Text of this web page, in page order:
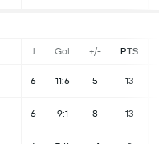
J Gol +/- PTS
6 11:6 5 13
6 9:1 8 13